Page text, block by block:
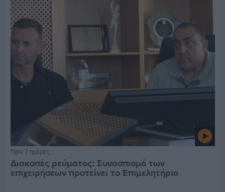
Πριν 7 ημέρες
Διακοπές ρεύματος: Συνασπισμό των
επιχειρήσεων προτείνει το Επιμελητήριο